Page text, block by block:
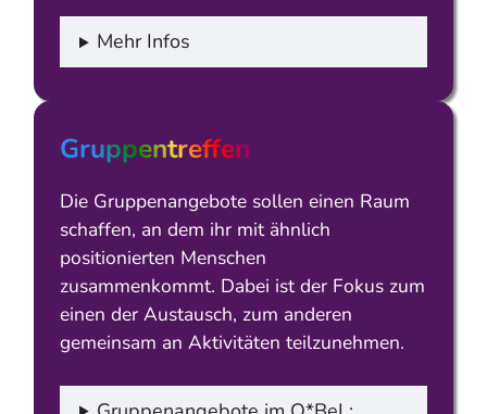
Mehr Infos
Gruppentreffen
Die Gruppenangebote sollen einen Raum
schaffen, an dem ihr mit ähnlich
positionierten Menschen
zusammenkommt. Dabei ist der Fokus zum
einen der Austausch, zum anderen
gemeinsam an Aktivitäten teilzunehmen.